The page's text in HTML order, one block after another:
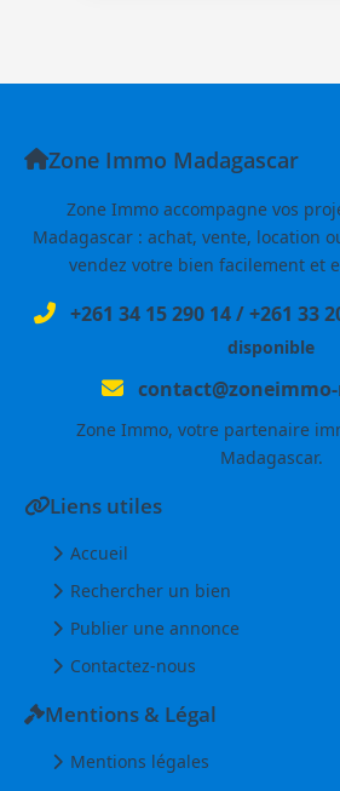
Zone Immo Madagascar
Zone Immo accompagne vos
Madagascar : achat, vente, location
vendez votre bien facilement et
+261 34 15 290 14/+261 33
disponible
Zone Immo, votre partenaire
Madagascar.
Liens utiles
Accueil
Rechercher un bien
Publier une annonce
Contactez-nous
Mentions & Légal
Mentions légales